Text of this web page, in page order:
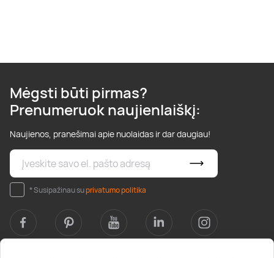
Mėgsti būti pirmas?
Prenumeruok naujienlaiškį:
Naujienos, pranešimai apie nuolaidas ir dar daugiau!
* Susipažinau suprivatumo politika